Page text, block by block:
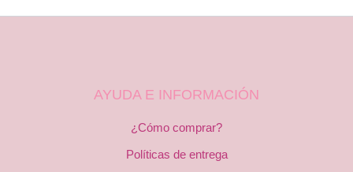
AYUDA E INFORMACIÓN
¿Cómo comprar?
Políticas de entrega